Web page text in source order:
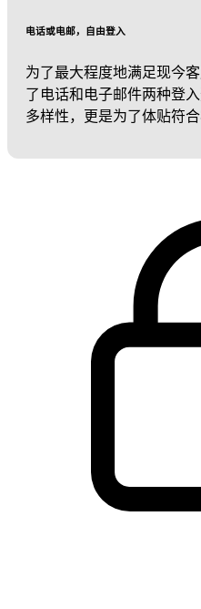
电话或电邮，自由登入
为了最大程度地满足现今
了电话和电子邮件两种登
多样性，更是为了体贴符合